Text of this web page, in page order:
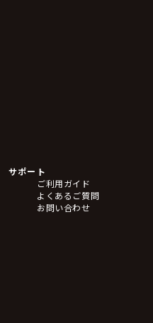
サポート
ご利用ガイド
よくあるご質問
お問い合わせ